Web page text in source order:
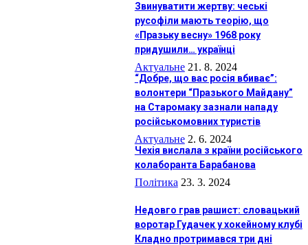
Звинуватити жертву: чеські
русофіли мають теорію, що
«Празьку весну» 1968 року
придушили… українці
Актуальне 21. 8. 2024
“Добре, що вас росія вбиває”:
волонтери “Празького Майдану”
на Старомаку зазнали нападу
російськомовних туристів
Актуальне 2. 6. 2024
Чехія вислала з країни російського
колаборанта Барабанова
Політика 23. 3. 2024
Недовго грав рашист: словацький
воротар Гудачек у хокейному клубі
Кладно протримався три дні